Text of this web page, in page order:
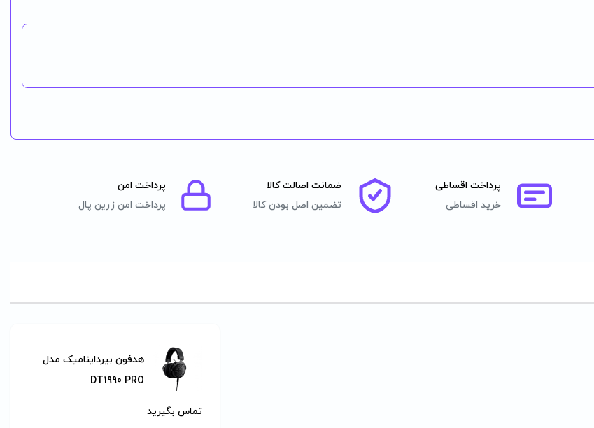
پرداخت اقساطی
خرید اقساطی
ضمانت اصالت کالا
تضمین اصل بودن کالا
پرداخت امن
پرداخت امن زرین پال
هدفون بیرداینامیک مدل
DT1990 PRO
تماس بگیرید